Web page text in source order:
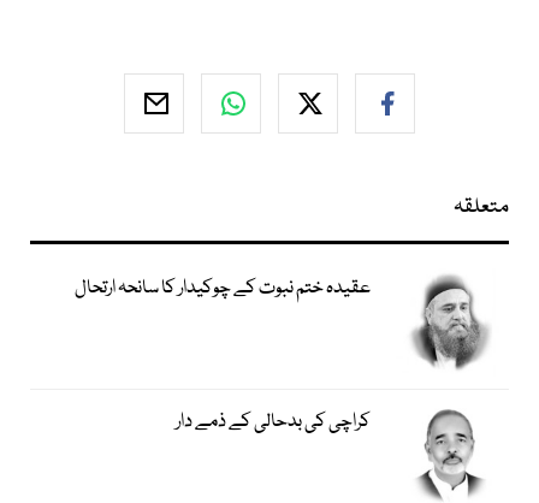
متعلقہ
عقیدہ ختم نبوت کے چوکیدار کا سانحہ ارتحال
کراچی کی بدحالی کے ذمے دار